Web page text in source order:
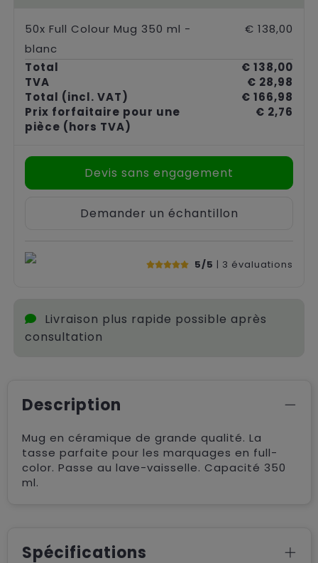
50x Full Colour Mug 350 ml -
blanc
€ 138,00
Total
€ 138,00
TVA
€ 28,98
Total (incl. VAT)
€ 166,98
Prix forfaitaire pour une
pièce (hors TVA)
€ 2,76
Devis sans engagement
Demander un échantillon
5/5 | 3 évaluations
Livraison plus rapide possible après
consultation
Description
Mug en céramique de grande qualité. La
tasse parfaite pour les marquages en full-
color. Passe au lave-vaisselle. Capacité 350
ml.
Spécifications